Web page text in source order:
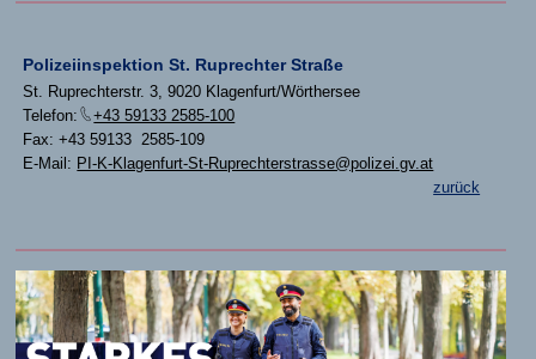
Polizeiinspektion St. Ruprechter Straße
St. Ruprechterstr. 3, 9020 Klagenfurt/Wörthersee
Telefon:
+43 59133 2585-100
Fax: +43 59133 2585-109
E-Mail: PI-K-Klagenfurt-St-Ruprechterstrasse@polizei.gv.at
zurück